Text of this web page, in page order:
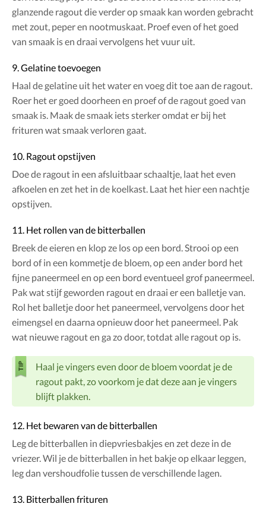
glanzende ragout die verder op smaak kan worden gebracht
met zout, peper en nootmuskaat. Proef even of het goed
van smaak is en draai vervolgens het vuur uit.
9. Gelatine toevoegen
Haal de gelatine uit het water en voeg dit toe aan de ragout.
Roer het er goed doorheen en proef of de ragout goed van
smaak is. Maak de smaak iets sterker omdat er bij het
frituren wat smaak verloren gaat.
10. Ragout opstijven
Doe de ragout in een afsluitbaar schaaltje, laat het even
afkoelen en zet het in de koelkast. Laat het hier een nachtje
opstijven.
11. Het rollen van de bitterballen
Breek de eieren en klop ze los op een bord. Strooi op een
bord of in een kommetje de bloem, op een ander bord het
fijne paneermeel en op een bord eventueel grof paneermeel.
Pak wat stijf geworden ragout en draai er een balletje van.
Rol het balletje door het paneermeel, vervolgens door het
eimengsel en daarna opnieuw door het paneermeel. Pak
wat nieuwe ragout en ga zo door, totdat alle ragout op is.
Haal je vingers even door de bloem voordat je de
ragout pakt, zo voorkom je dat deze aan je vingers
blijft plakken.
12. Het bewaren van de bitterballen
Leg de bitterballen in diepvriesbakjes en zet deze in de
vriezer. Wil je de bitterballen in het bakje op elkaar leggen,
leg dan vershoudfolie tussen de verschillende lagen.
13. Bitterballen frituren